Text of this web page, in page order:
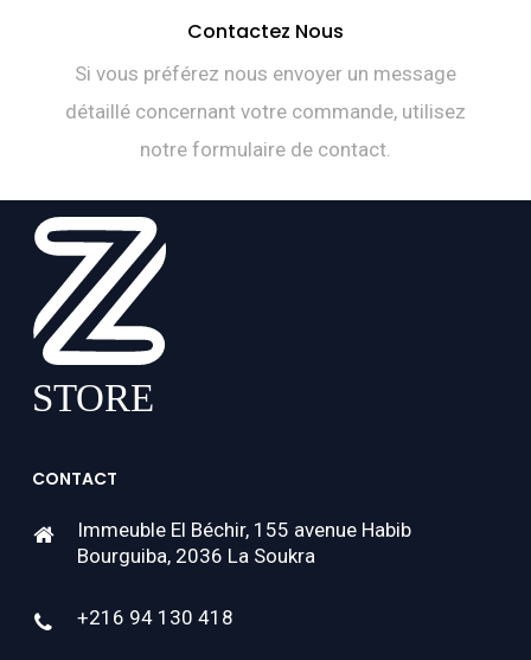
Contactez Nous
Si vous préférez nous envoyer un message
détaillé concernant votre commande, utilisez
notre formulaire de contact.
CONTACT
Immeuble El Béchir, 155 avenue Habib
Bourguiba, 2036 La Soukra
+216 94 130 418